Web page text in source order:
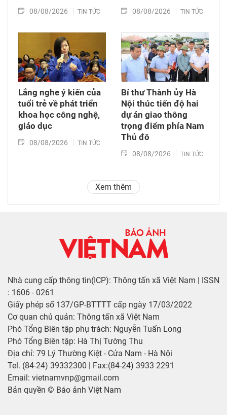
08/08/2026 TIN TỨC 08/08/2026 TIN TỨC
Lắng nghe ý kiến của
tuổi trẻ về phát triển
khoa học công nghệ,
giáo dục
08/08/2026 TIN TỨC
Bí thư Thành ủy Hà
Nội thúc tiến độ hai
dự án giao thông
trọng điểm phía Nam
Thủ đô
08/08/2026 TIN TỨC
Xem thêm
Nhà cung cấp thông tin(ICP): Thông tấn xã Việt Nam | ISSN
: 1606 - 0261
Giấy phép số 137/GP-BTTTT cấp ngày 17/03/2022
Cơ quan chủ quản: Thông tấn xã Việt Nam
Phó Tổng Biên tập phụ trách: Nguyễn Tuấn Long
Phó Tổng Biên tập: Hà Thị Tường Thu
Địa chỉ: 79 Lý Thường Kiệt - Cửa Nam - Hà Nội
Tel. (84-24) 39332300 | Fax:(84-24) 3933 2291
Email: vietnamvnp@gmail.com
Bản quyền © Báo ảnh Việt Nam